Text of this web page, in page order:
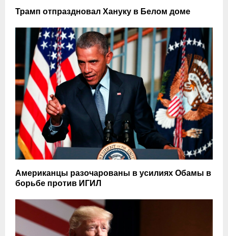
Трамп отпраздновал Хануку в Белом доме
Американцы разочарованы в усилиях Обамы в
борьбе против ИГИЛ